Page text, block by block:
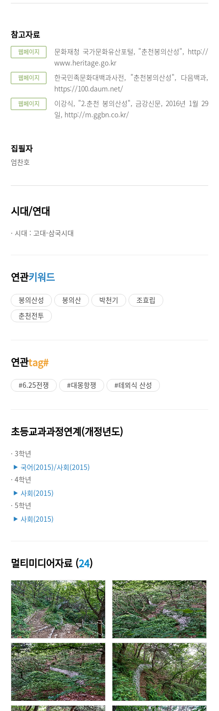
참고자료
웹페이지
문화재청 국가문화유산포털, "춘천봉의산성", http://
www.heritage.go.kr
웹페이지
한국민족문화대백과사전, "춘천봉의산성", 다음백과,
https://100.daum.net/
웹페이지
이강식, "2.춘천 봉의산성", 금강신문, 2016년 1월 29
일, http://m.ggbn.co.kr/
집필자
엄찬호
시대/연대
· 시대 :고대-삼국시대
연관키워드
봉의산성 봉의산 박천기
조효립
춘천전투
연관tag#
#6.25전쟁 #대몽항쟁 #테뫼식 산성
초등교과과정연계(개정년도)
· 3학년
▶ 국어(2015)/사회(2015)
· 4학년
▶ 사회(2015)
· 5학년
▶ 사회(2015)
멀티미디어자료 (24)